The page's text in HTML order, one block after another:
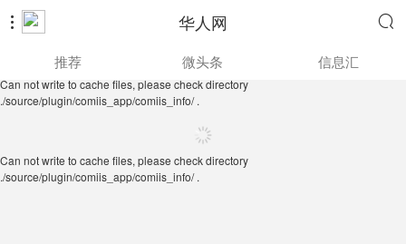
 华人网 
./source/plugin/comiis_app/comiis_info/ .
推荐 微头条 信息汇
Can not write to cache files, please check directory
./source/plugin/comiis_app/comiis_info/ .
Can not write to cache files, please check directory
./source/plugin/comiis_app/comiis_info/ .